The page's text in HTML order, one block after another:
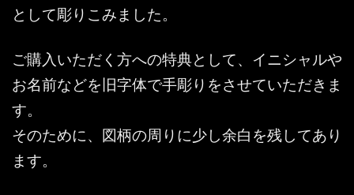
として彫りこみました。
ご購入いただく方への特典として、イニシャルや
お名前などを旧字体で手彫りをさせていただきま
す。
そのために、図柄の周りに少し余白を残してあり
ます。